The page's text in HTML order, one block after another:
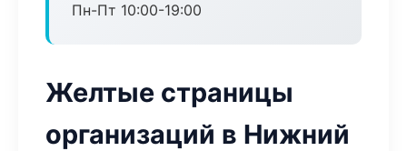
Пн-Пт 10:00-19:00
Желтые страницы
организаций в Нижний